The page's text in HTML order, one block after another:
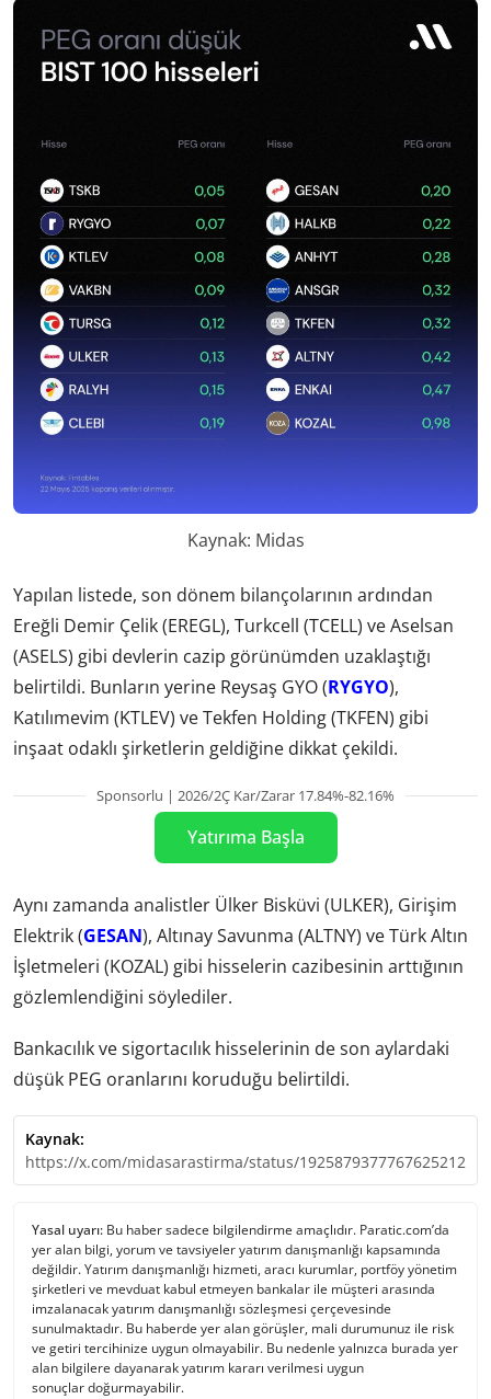
Kaynak: Midas
Yapılan listede, son dönem bilançolarının ardından
Ereğli Demir Çelik (EREGL), Turkcell (TCELL) ve Aselsan
(ASELS) gibi devlerin cazip görünümden uzaklaştığı
belirtildi. Bunların yerine Reysaş GYO (RYGYO),
Katılımevim (KTLEV) ve Tekfen Holding (TKFEN) gibi
inşaat odaklı şirketlerin geldiğine dikkat çekildi.
Sponsorlu | 2026/2Ç Kar/Zarar 17.84%-82.16%
Yatırıma Başla
Aynı zamanda analistler Ülker Bisküvi (ULKER), Girişim
Elektrik (GESAN), Altınay Savunma (ALTNY) ve Türk Altın
İşletmeleri (KOZAL) gibi hisselerin cazibesinin arttığının
gözlemlendiğini söylediler.
Bankacılık ve sigortacılık hisselerinin de son aylardaki
düşük PEG oranlarını koruduğu belirtildi.
Kaynak:
https://x.com/midasarastirma/status/1925879377767625212
Yasal uyarı: Bu haber sadece bilgilendirme amaçlıdır. Paratic.com’da
yer alan bilgi, yorum ve tavsiyeler yatırım danışmanlığı kapsamında
değildir. Yatırım danışmanlığı hizmeti, aracı kurumlar, portföy yönetim
şirketleri ve mevduat kabul etmeyen bankalar ile müşteri arasında
imzalanacak yatırım danışmanlığı sözleşmesi çerçevesinde
sunulmaktadır. Bu haberde yer alan görüşler, mali durumunuz ile risk
ve getiri tercihinize uygun olmayabilir. Bu nedenle yalnızca burada yer
alan bilgilere dayanarak yatırım kararı verilmesi uygun
sonuçlar doğurmayabilir.